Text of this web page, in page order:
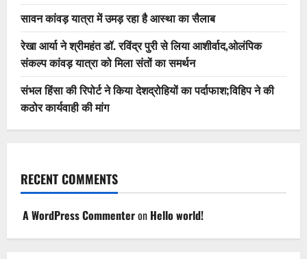
सावन कांवड़ यात्रा में उमड़ रहा है आस्था का सैलाब
रेखा आर्या ने श्रीमहंत डॉ. रविंद्र पुरी से लिया आशीर्वाद,ओलंपिक
संकल्प कांवड़ यात्रा को मिला संतों का समर्थन
संभल हिंसा की रिपोर्ट ने किया देशद्रोहियों का पर्दाफाश;विहिप ने की
कठोर कार्यवाही की मांग
RECENT COMMENTS
A WordPress Commenteron Hello world!